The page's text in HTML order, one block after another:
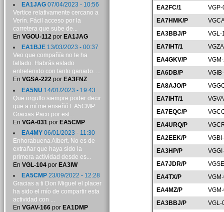
EA2FC/1
EA7HMK/P
EA3BBJ/P
VGL-
EA7IHT/1
EA4GKV/P
EA6DB/P
EA8AJO/P
EA7IHT/1
EA7EQC/P
EA4URQ/P
EA2EEK/P
EA3HP/P
EA7JDR/P
EA4TX/P
EA4MZ/P
EA3BBJ/P
VGL-
EA1JAG07/04/2023 - 10:56
Vertice relativamente cercano a
Verín. Fácil acceso por la
carretera que sube de...
En VGOU-112por EA1JAG
EA1BJE13/03/2023 - 00:37
Veo que compañía no te ha
faltado. Habrás estado
entretenido con tanto ganado. ...
En VGSA-222por EA3FNZ
EA5NU 14/01/2023 - 19:43
Que orgullo siempre poder decir
que a mí me enseñó EA5CMP.
Gracias Paco por est...
En VGA-031 por EA5CMP
EA4MY06/01/2023 - 11:30
Enhorabuena Albert. No es de
extrañar que haya sido la
primera actividad desde es...
En VGL-104por EA3IW
EA5CMP23/09/2022 - 12:28
Gracias a ti Don Miguel el placer
ha sido el mío de compartir esta
actividad con ...
En VGAV-166por EA1DMP